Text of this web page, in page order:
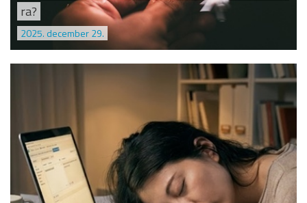
ra?
2025. december 29.